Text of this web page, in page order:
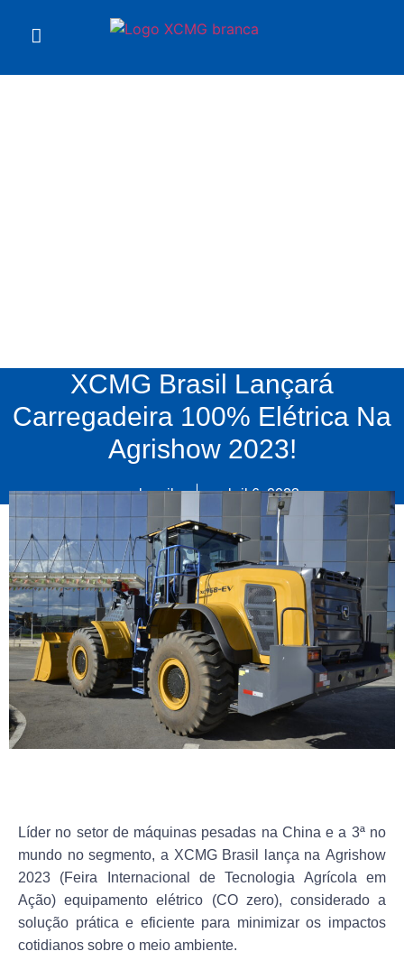
XCMG Brasil Lançará
Carregadeira 100% Elétrica Na
Agrishow 2023!
xcmgbrasil abril 6, 2023
Líder no setor de máquinas pesadas na China e a 3ª no
mundo no segmento, a XCMG Brasil lança na Agrishow
2023 (Feira Internacional de Tecnologia Agrícola em
Ação) equipamento elétrico (CO zero), considerado a
solução prática e eficiente para minimizar os impactos
cotidianos sobre o meio ambiente.